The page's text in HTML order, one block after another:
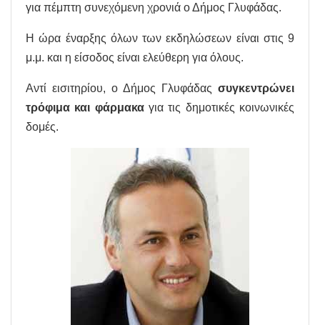
για πέμπτη συνεχόμενη χρονιά ο Δήμος Γλυφάδας.
Η ώρα έναρξης όλων των εκδηλώσεων είναι στις 9
μ.μ. και η είσοδος είναι ελεύθερη για όλους.
Αντί εισιτηρίου, ο Δήμος Γλυφάδας συγκεντρώνει
τρόφιμα και φάρμακαγια τις δημοτικές κοινωνικές
δομές.